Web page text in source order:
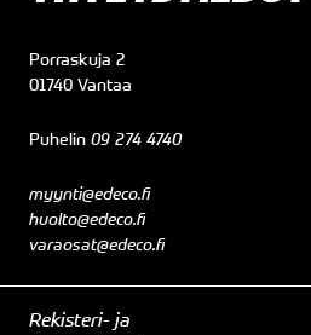
Porraskuja 2
01740 Vantaa
Puhelin 09 274 4740
myynti@edeco.fi
huolto@edeco.fi
varaosat@edeco.fi
Rekisteri- ja